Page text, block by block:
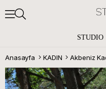
STUDIO
Anasayfa KADIN